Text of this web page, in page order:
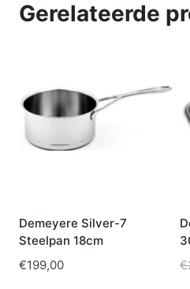
Gerelateerde
Demeyere Silver-7
Steelpan 18cm
€199,00
€